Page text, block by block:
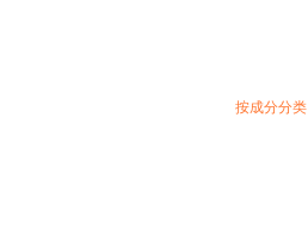
按成分分类